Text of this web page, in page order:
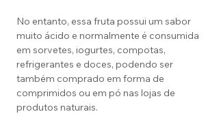
No entanto, essa fruta possui um sabor
muito ácido e normalmente é consumida
em sorvetes, iogurtes, compotas,
refrigerantes e doces, podendo ser
também comprado em forma de
comprimidos ou em pó nas lojas de
produtos naturais.